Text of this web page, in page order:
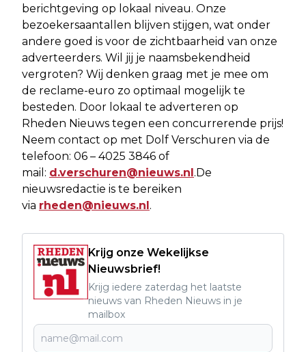
berichtgeving op lokaal niveau. Onze
bezoekersaantallen blijven stijgen, wat onder
andere goed is voor de zichtbaarheid van onze
adverteerders. Wil jij je naamsbekendheid
vergroten? Wij denken graag met je mee om
de reclame-euro zo optimaal mogelijk te
besteden. Door lokaal te adverteren op
Rheden Nieuws tegen een concurrerende prijs!
Neem contact op met Dolf Verschuren via de
telefoon: 06 – 4025 3846 of
mail: d.verschuren@nieuws.nl.De
nieuwsredactie is te bereiken
via rheden@nieuws.nl.
Krijg onze Wekelijkse
Nieuwsbrief!
Krijg iedere zaterdag het laatste
nieuws van Rheden Nieuws in je
mailbox